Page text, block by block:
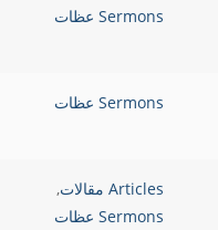
Sermons عظات
Sermons عظات
Articles مقالات
,
Sermons عظات